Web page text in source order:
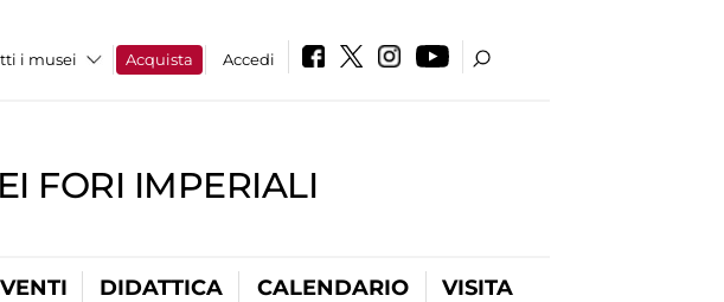
i musei Acquista Accedi
FORI IMPERIALI
DIDATTICA CALENDARIO VISITA